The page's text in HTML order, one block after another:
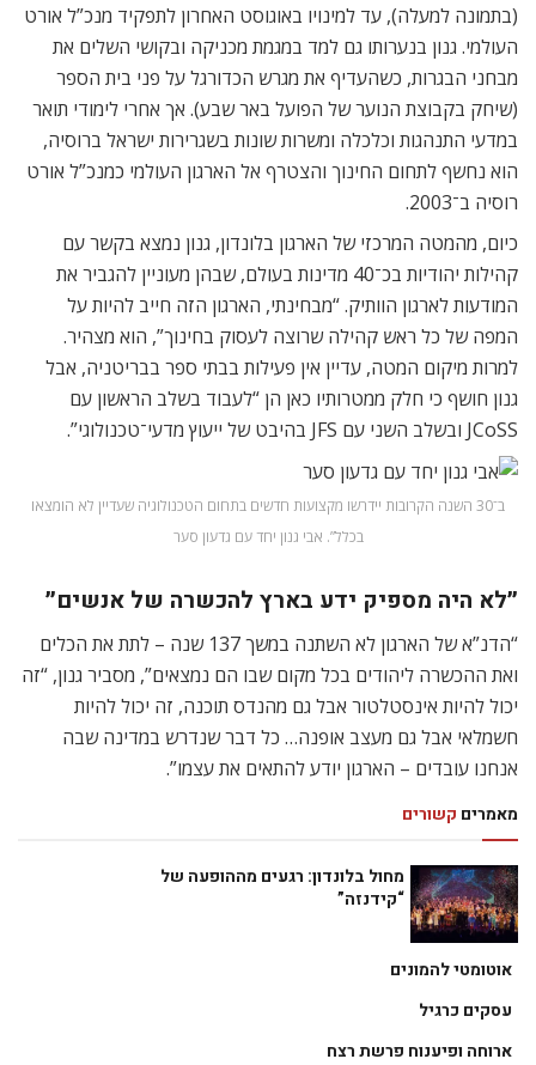
(בתמונה למעלה), עד למינויו באוגוסט האחרון לתפקיד מנכ”ל אורט
העולמי. גנון בנערותו גם למד במגמת מכניקה ובקושי השלים את
מבחני הבגרות, כשהעדיף את מגרש הכדורגל על פני בית הספר
(שיחק בקבוצת הנוער של הפועל באר שבע). אך אחרי לימודי תואר
במדעי התנהגות וכלכלה ומשרות שונות בשגרירות ישראל ברוסיה,
הוא נחשף לתחום החינוך והצטרף אל הארגון העולמי כמנכ”ל אורט
רוסיה ב־2003.
כיום, מהמטה המרכזי של הארגון בלונדון, גנון נמצא בקשר עם
קהילות יהודיות בכ־40 מדינות בעולם, שבהן מעוניין להגביר את
המודעות לארגון הוותיק. “מבחינתי, הארגון הזה חייב להיות על
המפה של כל ראש קהילה שרוצה לעסוק בחינוך”, הוא מצהיר.
למרות מיקום המטה, עדיין אין פעילות בבתי ספר בבריטניה, אבל
גנון חושף כי חלק ממטרותיו כאן הן “לעבוד בשלב הראשון עם
JCoSS ובשלב השני עם JFS בהיבט של ייעוץ מדעי־טכנולוגי”.
ב־30 השנה הקרובות יידרשו מקצועות חדשים בתחום הטכנולוגיה שעדיין לא הומצאו
בכלל”. אבי גנון יחד עם גדעון סער
״לא היה מספיק ידע בארץ להכשרה של אנשים״
“הדנ”א של הארגון לא השתנה במשך 137 שנה – לתת את הכלים
ואת ההכשרה ליהודים בכל מקום שבו הם נמצאים”, מסביר גנון, “זה
יכול להיות אינסטלטור אבל גם מהנדס תוכנה, זה יכול להיות
חשמלאי אבל גם מעצב אופנה… כל דבר שנדרש במדינה שבה
אנחנו עובדים – הארגון יודע להתאים את עצמו”.
מאמרים קשורים
מחול בלונדון: רגעים מההופעה של
“קידנזה”
אוטומטי להמונים
עסקים כרגיל
ארוחה ופיענוח פרשת רצח